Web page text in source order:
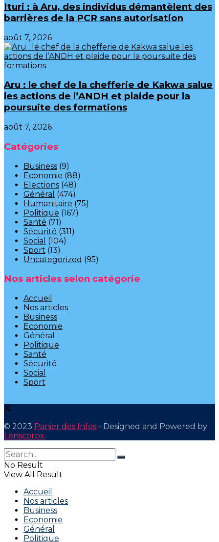
Ituri : à Aru, des individus démantèlent des
barrières de la PCR sans autorisation
août 7, 2026
Aru : le chef de la chefferie de Kakwa salue
les actions de l’ANDH et plaide pour la
poursuite des formations
août 7, 2026
Catégories
Business (9)
Economie (88)
Elections (48)
Général (474)
Humanitaire (75)
Politique (167)
Santé (71)
Sécurité (311)
Social (104)
Sport (13)
Uncategorized (95)
Nos articles selon catégorie
Accueil
Nos articles
Business
Economie
Général
Politique
Santé
Sécurité
Social
Sport
© 2023 Panier des Infos - Designed and Powered by
Lenscorpx.
No Result
View All Result
Accueil
Nos articles
Business
Economie
Général
Politique